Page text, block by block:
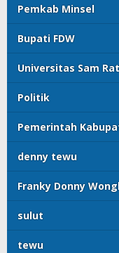
Pemkab Minsel
Bupati FDW
Universitas Sam
Politik
Pemerintah
denny tewu
Franky Donny
sulut
tewu